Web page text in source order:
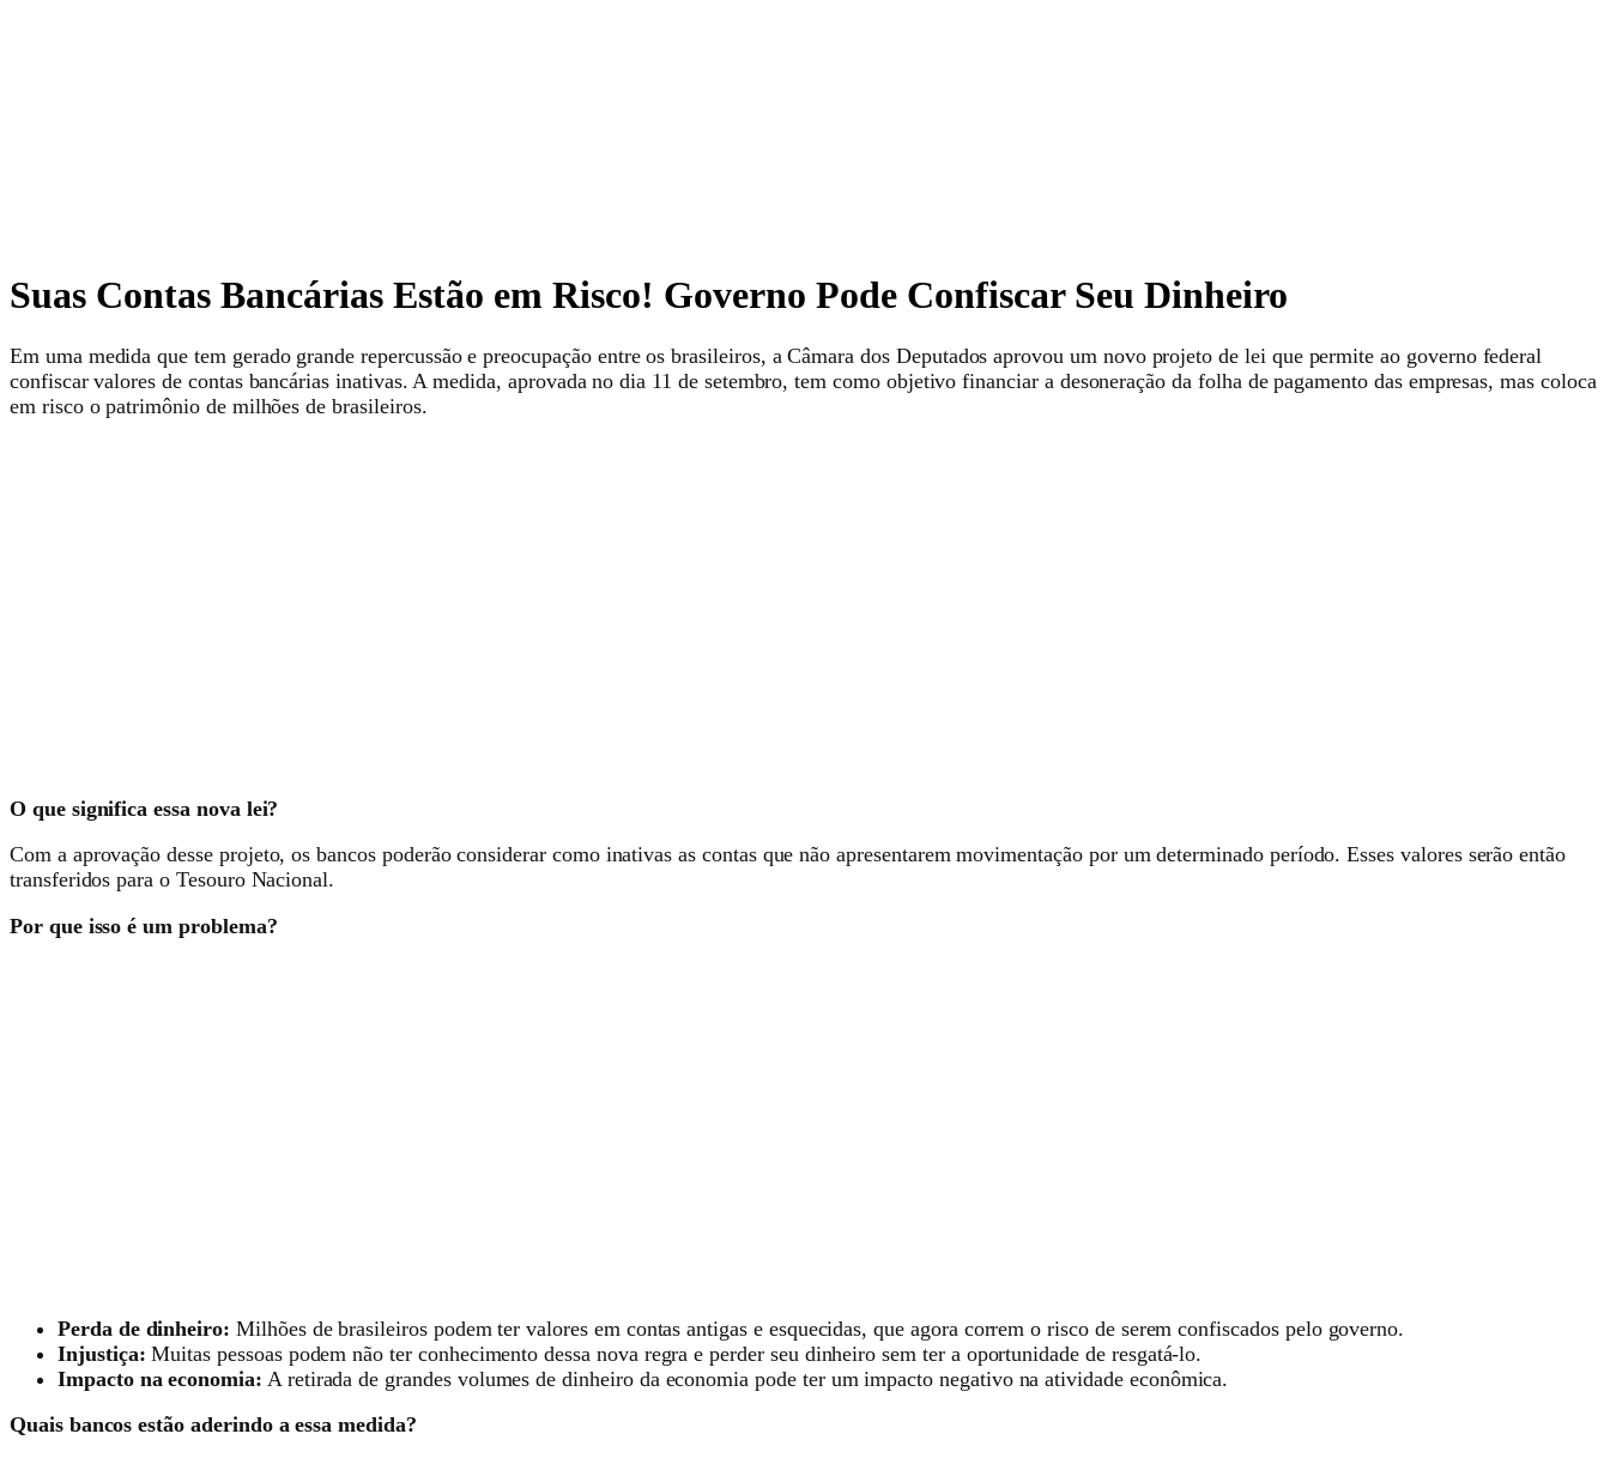
Suas Contas Bancárias Estão em Risco! Governo Pode Confiscar Seu Dinheiro
Em uma medida que tem gerado grande repercussão e preocupação entre os brasileiros, a Câmara dos Deputados aprovou um novo projeto de lei que permite ao governo federal
confiscar valores de contas bancárias inativas. A medida, aprovada no dia 11 de setembro, tem como objetivo financiar a desoneração da folha de pagamento das empresas, mas coloca
em risco o patrimônio de milhões de brasileiros.
O que significa essa nova lei?
Com a aprovação desse projeto, os bancos poderão considerar como inativas as contas que não apresentarem movimentação por um determinado período. Esses valores serão então
transferidos para o Tesouro Nacional.
Por que isso é um problema?
Perda de dinheiro: Milhões de brasileiros podem ter valores em contas antigas e esquecidas, que agora correm o risco de serem confiscados pelo governo.
Injustiça: Muitas pessoas podem não ter conhecimento dessa nova regra e perder seu dinheiro sem ter a oportunidade de resgatá-lo.
Impacto na economia: A retirada de grandes volumes de dinheiro da economia pode ter um impacto negativo na atividade econômica.
Quais bancos estão aderindo a essa medida?